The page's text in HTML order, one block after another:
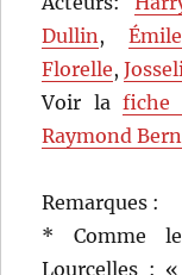
Dullin,
Florelle,
Voir lafiche
Raymond
Remarques :
* Comme
Lourcelles :